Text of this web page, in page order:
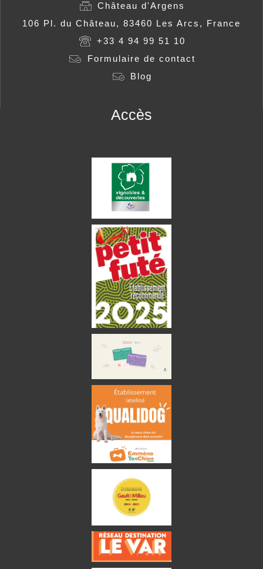
Château d'Argens
106 Pl. du Château, 83460 Les Arcs, France
+33 4 94 99 51 10
Formulaire de contact
Blog
Accès